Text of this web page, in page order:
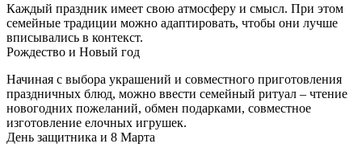
Каждый праздник имеет свою атмосферу и смысл. При этом
семейные традиции можно адаптировать, чтобы они лучше
вписывались в контекст.
Рождество и Новый год
Начиная с выбора украшений и совместного приготовления
праздничных блюд, можно ввести семейный ритуал – чтение
новогодних пожеланий, обмен подарками, совместное
изготовление елочных игрушек.
День защитника и 8 Марта